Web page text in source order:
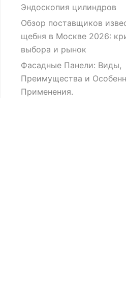
Эндоскопия цилиндров
Обзор поставщиков
щебня в Москве 2026:
выбора и рынок
Фасадные Панели: Виды,
Преимущества и
Применения.